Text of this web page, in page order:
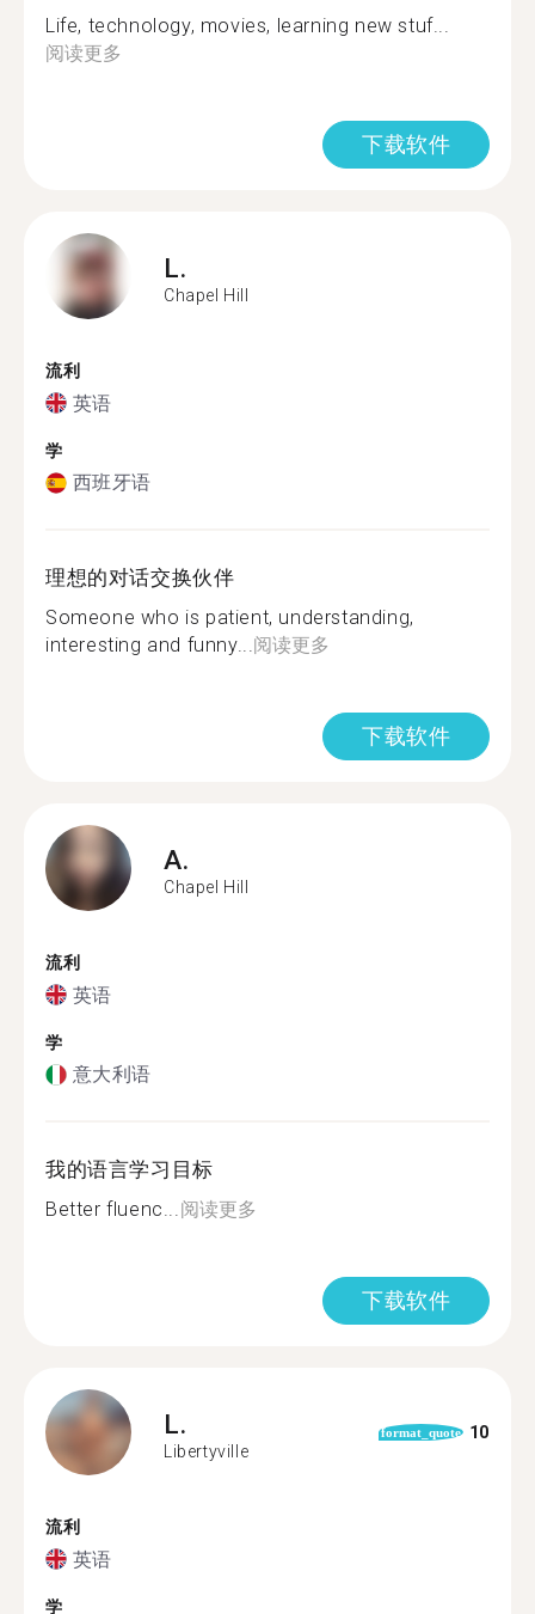
Life, technology, movies, learning new stuf...
阅读更多
下载软件
L.
Chapel Hill
流利
英语
学
西班牙语
理想的对话交换伙伴
Someone who is patient, understanding,
interesting and funny...阅读更多
下载软件
A.
Chapel Hill
流利
英语
学
意大利语
我的语言学习目标
Better fluenc...阅读更多
下载软件
L.
Libertyville
format_quote 10
流利
英语
学